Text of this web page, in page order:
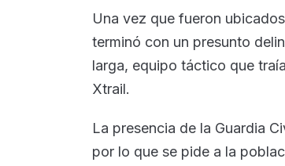
Una vez que fueron
terminó con un presunto
larga, equipo táctico que
Xtrail.
La presencia de la Guardia
por lo que se pide a la